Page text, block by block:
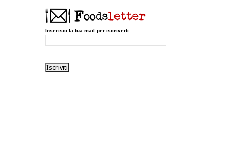
Inserisci la tua mail per iscriverti: